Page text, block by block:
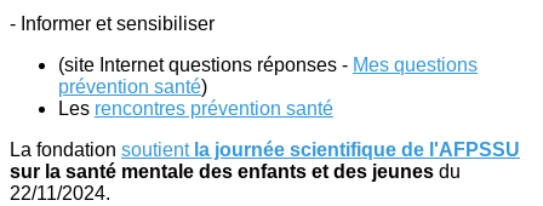
- Informer et sensibiliser
(site Internet questions réponses - Mes questions
prévention santé)
Les rencontres prévention santé
La fondation soutient la journée scientifique de l'AFPSSU
sur la santé mentale des enfants et des jeunes du
22/11/2024.